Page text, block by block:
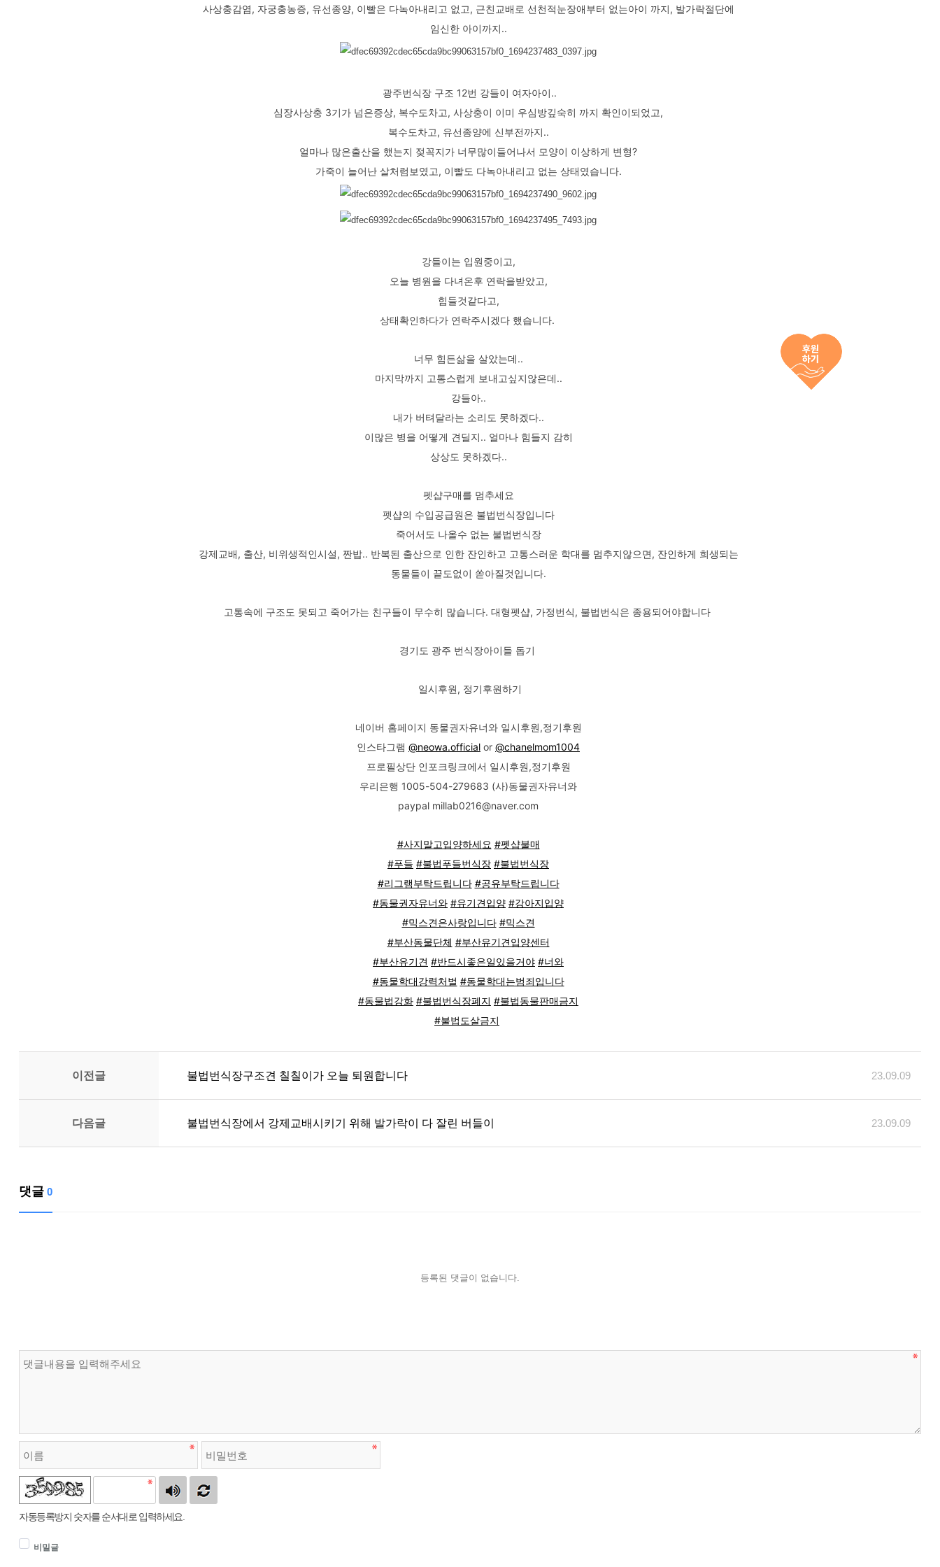
사상충감염, 자궁충농증, 유선종양, 이빨은 다녹아내리고 없고, 근친교배로 선천적눈장애부터 없는아이 까지, 발가락절단에
임신한 아이까지..
광주번식장 구조 12번 강들이 여자아이..
심장사상충 3기가 넘은증상, 복수도차고, 사상충이 이미 우심방깊숙히 까지 확인이되었고,
복수도차고, 유선종양에 신부전까지..
얼마나 많은출산을 했는지 젖꼭지가 너무많이들어나서 모양이 이상하게 변형?
가죽이 늘어난 살처럼보였고, 이빨도 다녹아내리고 없는 상태였습니다.
강들이는 입원중이고,
오늘 병원을 다녀온후 연락을받았고,
힘들것같다고,
상태확인하다가 연락주시겠다 했습니다.
너무 힘든삶을 살았는데..
마지막까지 고통스럽게 보내고싶지않은데..
강들아..
내가 버텨달라는 소리도 못하겠다..
이많은 병을 어떻게 견딜지.. 얼마나 힘들지 감히
상상도 못하겠다..
펫샵구매를 멈추세요
펫샵의 수입공급원은 불법번식장입니다
죽어서도 나올수 없는 불법번식장
강제교배, 출산, 비위생적인시설, 짠밥.. 반복된 출산으로 인한 잔인하고 고통스러운 학대를 멈추지않으면, 잔인하게 희생되는
동물들이 끝도없이 쏟아질것입니다.
고통속에 구조도 못되고 죽어가는 친구들이 무수히 많습니다. 대형펫샵, 가정번식, 불법번식은 종용되어야합니다
경기도 광주 번식장아이들 돕기
일시후원, 정기후원하기
네이버 홈페이지 동물권자유너와 일시후원,정기후원
인스타그램 @neowa.official or @chanelmom1004
프로필상단 인포크링크에서 일시후원,정기후원
우리은행 1005-504-279683 (사)동물권자유너와
paypal millab0216@naver.com
#사지말고입양하세요 #펫샵불매
#푸들 #불법푸들번식장 #불법번식장
#리그램부탁드립니다 #공유부탁드립니다
#동물권자유너와 #유기견입양 #강아지입양
#믹스견은사랑입니다 #믹스견
#부산동물단체 #부산유기견입양센터
#부산유기견 #반드시좋은일있을거야 #너와
#동물학대강력처벌 #동물학대는범죄입니다
#동물법강화 #불법번식장폐지 #불법동물판매금지
#불법도살금지
이전글 불법번식장구조견 칠칠이가 오늘 퇴원합니다 23.09.09
다음글 불법번식장에서 강제교배시키기 위해 발가락이 다 잘린 버들이 23.09.09
댓글 0
등록된 댓글이 없습니다.
자동등록방지 숫자를 순서대로 입력하세요.
비밀글